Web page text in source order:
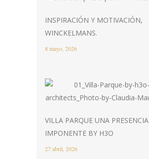
INSPIRACIÓN Y MOTIVACIÓN,
WINCKELMANS.
8 mayo, 2026
VILLA PARQUE UNA PRESENCIA
IMPONENTE BY H3O
27 abril, 2026